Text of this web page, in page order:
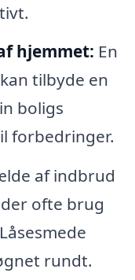
hjemmet: En
tilbyde en
boligs
forbedringer.
af indbrud
ofte brug
rundt.